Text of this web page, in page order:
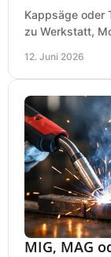
Kappsäge oder
zu Werkstatt,
12. Juni 2026
MIG, MAG